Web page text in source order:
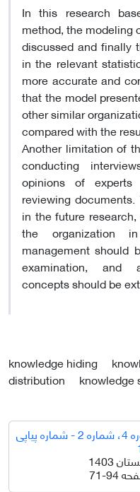
In this research
method, the modeling
discussed and finally
in the relevant
more accurate and
that the model
other similar
compared with the
Another limitation of
conducting
opinions of
reviewing
in the future
the organization
management should
examination, and
concepts should be
knowledge hiding
distribution
knowledge
دوره 4، شماره 2 - شماره پیاپی
1403
71-94